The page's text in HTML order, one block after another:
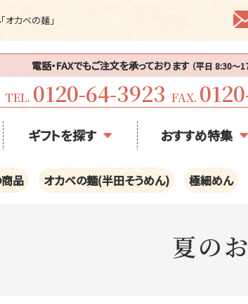
カベの麺」
電話・FAXでもご注文を承っております （平日 8:30〜
TEL. 0120-64-3923 FAX.
ギフトを探す おすすめ特集
品 オカベの麺(半田そうめん) 極細めん
夏の